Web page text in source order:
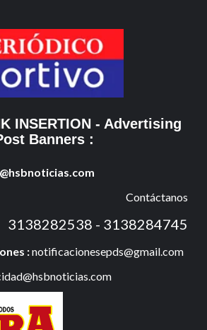
INSERTION - Advertising
Banners :
Contáctanos
3138282538 - 3138284745
:notificacionesepds@gmail.com